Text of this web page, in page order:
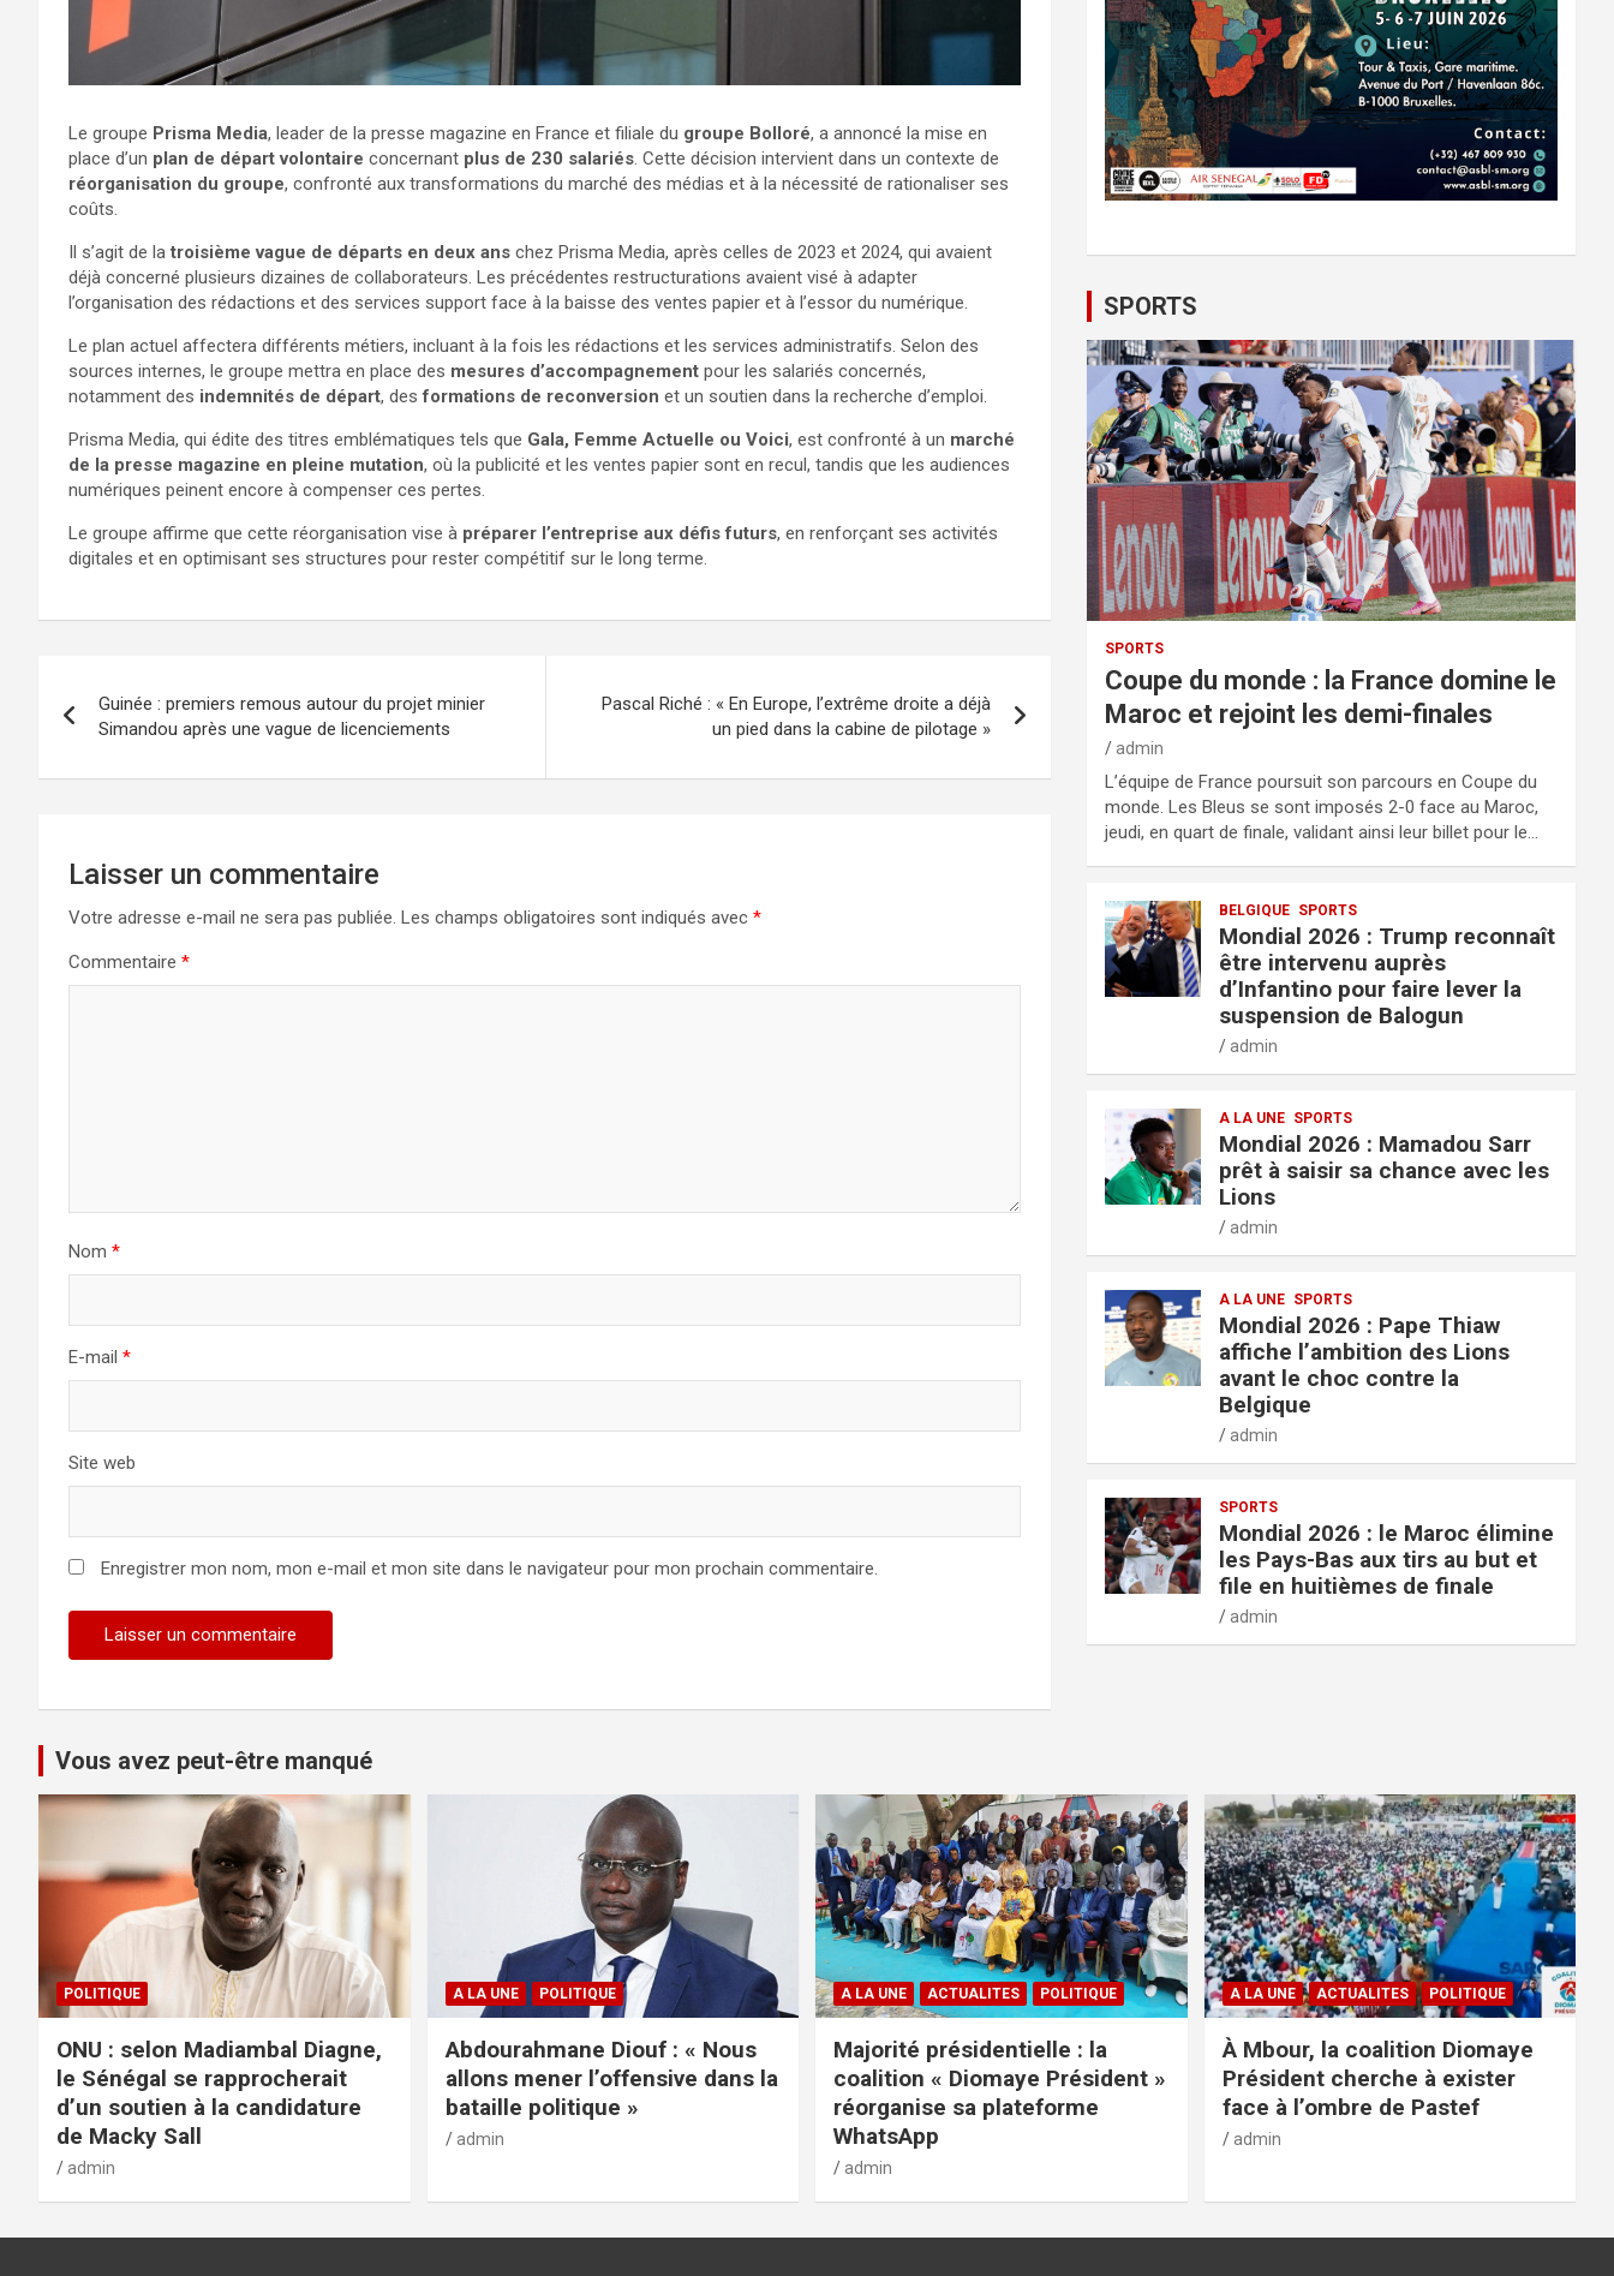
Le groupe Prisma Media, leader de la presse magazine en France et filiale du groupe Bolloré, a annoncé la mise en
place d’un plan de départ volontaire concernant plus de 230 salariés. Cette décision intervient dans un contexte de
réorganisation du groupe, confronté aux transformations du marché des médias et à la nécessité de rationaliser ses
coûts.
Il s’agit de latroisième vague de départs en deux ans chez Prisma Media, après celles de 2023 et 2024, qui avaient
déjà concerné plusieurs dizaines de collaborateurs. Les précédentes restructurations avaient visé à adapter
l’organisation des rédactions et des services support face à la baisse des ventes papier et à l’essor du numérique.
Le plan actuel affectera différents métiers, incluant à la fois les rédactions et les services administratifs. Selon des
sources internes, le groupe mettra en place des mesures d’accompagnement pour les salariés concernés,
notamment des indemnités de départ, desformations de reconversion et un soutien dans la recherche d’emploi.
Prisma Media, qui édite des titres emblématiques tels que Gala, Femme Actuelle ou Voici, est confronté à un marché
de la presse magazine en pleine mutation, où la publicité et les ventes papier sont en recul, tandis que les audiences
numériques peinent encore à compenser ces pertes.
Le groupe affirme que cette réorganisation vise à préparer l’entreprise aux défis futurs, en renforçant ses activités
digitales et en optimisant ses structures pour rester compétitif sur le long terme.
Guinée : premiers remous autour du projet minier
Simandou après une vague de licenciements
Pascal Riché : « En Europe, l’extrême droite a déjà
un pied dans la cabine de pilotage »
Laisser un commentaire
Votre adresse e-mail ne sera pas publiée. Les champs obligatoires sont indiqués avec *
Commentaire *
Nom *
E-mail *
Site web
Enregistrer mon nom, mon e-mail et mon site dans le navigateur pour mon prochain commentaire.
SPORTS
SPORTS
Coupe du monde : la France domine le
Maroc et rejoint les demi-finales
admin
L’équipe de France poursuit son parcours en Coupe du
monde. Les Bleus se sont imposés 2-0 face au Maroc,
jeudi, en quart de finale, validant ainsi leur billet pour le…
BELGIQUE SPORTS
Mondial 2026 : Trump reconnaît
être intervenu auprès
d’Infantino pour faire lever la
suspension de Balogun
admin
A LA UNE SPORTS
Mondial 2026 : Mamadou Sarr
prêt à saisir sa chance avec les
Lions
admin
A LA UNE SPORTS
Mondial 2026 : Pape Thiaw
affiche l’ambition des Lions
avant le choc contre la
Belgique
admin
SPORTS
Mondial 2026 : le Maroc élimine
les Pays-Bas aux tirs au but et
file en huitièmes de finale
admin
Vous avez peut-être manqué
POLITIQUE
ONU : selon Madiambal Diagne,
le Sénégal se rapprocherait
d’un soutien à la candidature
de Macky Sall
admin
A LA UNE POLITIQUE
Abdourahmane Diouf : « Nous
allons mener l’offensive dans la
bataille politique »
admin
A LA UNE ACTUALITES POLITIQUE
Majorité présidentielle : la
coalition « Diomaye Président »
réorganise sa plateforme
WhatsApp
admin
A LA UNE ACTUALITES POLITIQUE
À Mbour, la coalition Diomaye
Président cherche à exister
face à l’ombre de Pastef
admin